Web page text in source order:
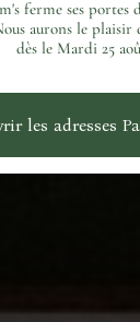
ferme ses portes
aurons le plaisir
dès le Mardi 25
les adresses